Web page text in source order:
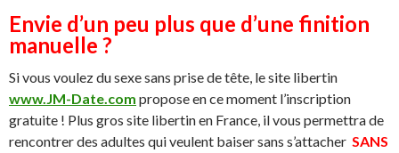
Envie d’un peu plus que d’une finition
manuelle ?
Si vous voulez du sexe sans prise de tête, le site libertin
www.JM-Date.com propose en ce moment l’inscription
gratuite ! Plus gros site libertin en France, il vous permettra de
rencontrer des adultes qui veulent baiser sans s’attacher SANS